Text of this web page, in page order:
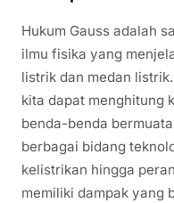
Hukum Gauss adalah
ilmu fisika yang
listrik dan medan
kita dapat menghitung
benda-benda
berbagai bidang
kelistrikan hingga
memiliki dampak yang